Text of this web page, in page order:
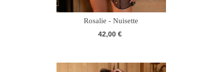
Rosalie - Nuisette
42,00 €